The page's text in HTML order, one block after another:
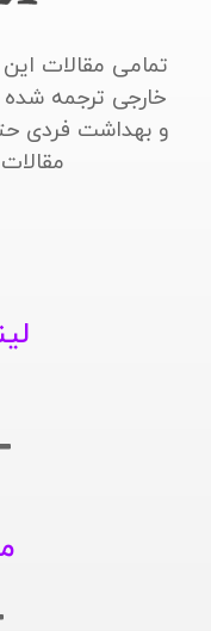
تمامی مقالات
خارجی ترجمه شده
و بهداشت فردی